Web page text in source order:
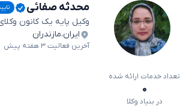
محدثه صفائی
وکیل پایه یک کانون
ایران،مازندران
آخرین فعالیت ۳ هفته پیش
تعداد خدمات ارائه شده
۰
در بنیاد وکلا